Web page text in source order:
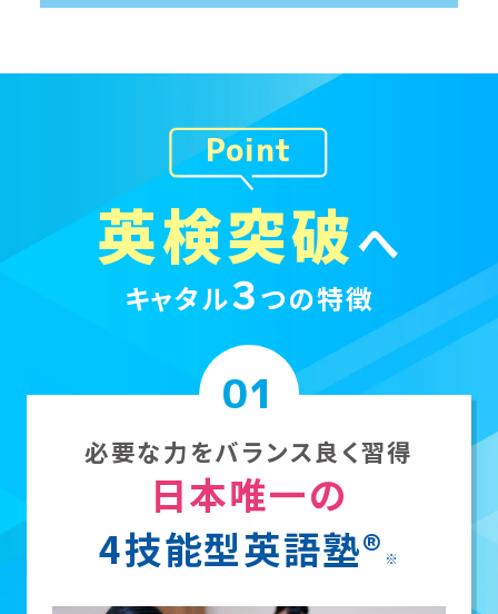
Point
英検突破へ
キャタル３つの特徴
01
必要な力をバランス良く習得
日本唯一の
4技能型英語塾® ※